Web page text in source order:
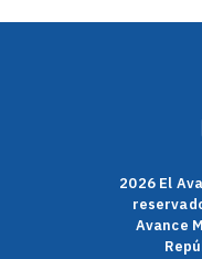
2026 El
Avance